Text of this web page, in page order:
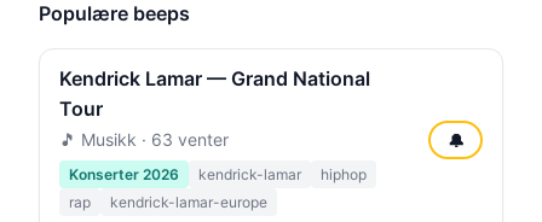
Populære beeps
Kendrick Lamar — Grand National
Tour
🎵 Musikk · 63 venter
Konserter 2026 kendrick-lamar
hiphop
rap
kendrick-lamar-europe
🔔